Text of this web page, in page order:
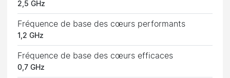
2,5 GHz
Fréquence de base des cœurs performants
1,2 GHz
Fréquence de base des cœurs efficaces
0,7 GHz